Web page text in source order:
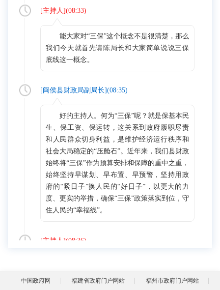
[主持人](08:33)
能大家对“三保”这个概念不是很清楚，那么
我们今天就首先请陈局长和大家简单说说三保
底线这一概念。
[闽侯县财政局副局长](08:35)
好的主持人。何为“三保”呢？就是保基本民
生、保工资、保运转，这关系到政府履职尽责
和人民群众切身利益，是维护经济运行秩序和
社会大局稳定的“压舱石”。近年来，我们县财政
始终将“三保”作为预算安排和保障的重中之重，
始终坚持早谋划、早布置、早预警，坚持用政
府的“紧日子”换人民的“好日子”，以更大的力
度、更实的举措，确保“三保”政策落实到位，守
住人民的“幸福线”。
[主持人 ](08:36)
财政工作一头连接着政府，一头连接着群众，
中国政府网 福建省政府门户网站 福州市政府门户网站